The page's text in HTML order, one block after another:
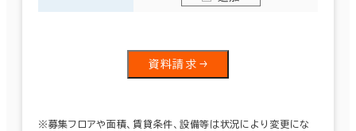
資料請求
※募集フロアや面積、賃貸条件、設備等は状況により変更にな